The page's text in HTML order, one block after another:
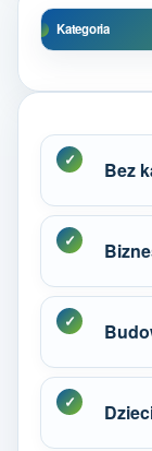
Kategoria
Bez